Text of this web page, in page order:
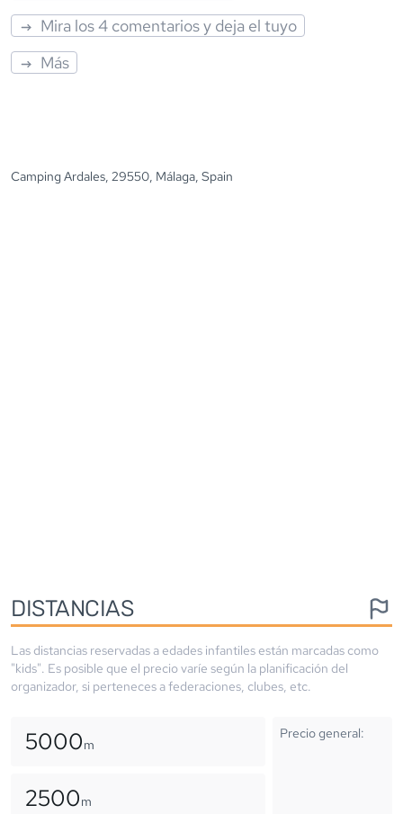
Mira los 4 comentarios y deja el tuyo
Más
Camping Ardales, 29550, Málaga, Spain
DISTANCIAS
Las distancias reservadas a edades infantiles están marcadas como
"kids". Es posible que el precio varíe según la planificación del
organizador, si perteneces a federaciones, clubes, etc.
5000m
2500m
Precio general: